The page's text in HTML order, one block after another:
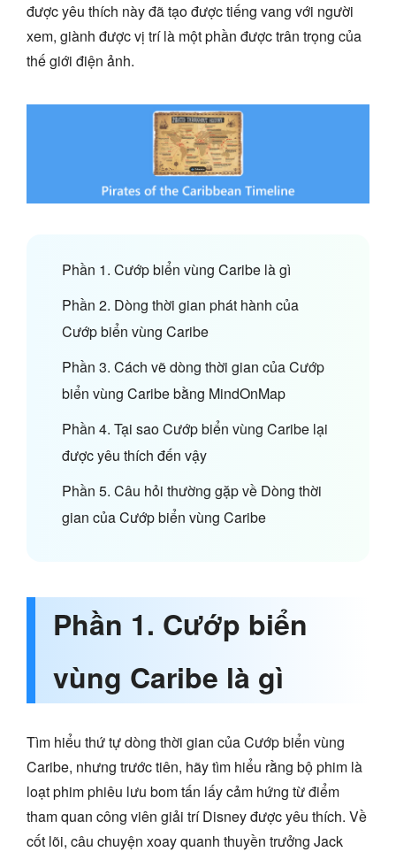
được yêu thích này đã tạo được tiếng vang với người
xem, giành được vị trí là một phần được trân trọng của
thế giới điện ảnh.
Phần 1. Cướp biển vùng Caribe là gì
Phần 2. Dòng thời gian phát hành của
Cướp biển vùng Caribe
Phần 3. Cách vẽ dòng thời gian của Cướp
biển vùng Caribe bằng MindOnMap
Phần 4. Tại sao Cướp biển vùng Caribe lại
được yêu thích đến vậy
Phần 5. Câu hỏi thường gặp về Dòng thời
gian của Cướp biển vùng Caribe
Phần 1. Cướp biển
vùng Caribe là gì
Tìm hiểu thứ tự dòng thời gian của Cướp biển vùng
Caribe, nhưng trước tiên, hãy tìm hiểu rằng bộ phim là
loạt phim phiêu lưu bom tấn lấy cảm hứng từ điểm
tham quan công viên giải trí Disney được yêu thích. Về
cốt lõi, câu chuyện xoay quanh thuyền trưởng Jack